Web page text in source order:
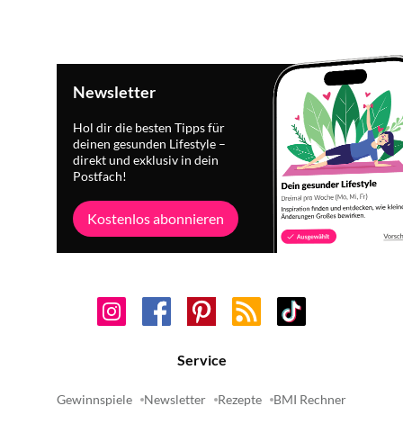
Newsletter
Hol dir die besten Tipps für
deinen gesunden Lifestyle –
direkt und exklusiv in dein
Postfach!
Kostenlos abonnieren
Service
Gewinnspiele Newsletter Rezepte BMI Rechner